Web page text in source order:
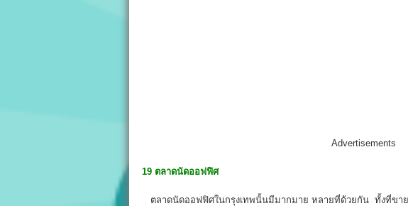
Advertisements
19 ตลาดนัดออฟฟิศ
ตลาดนัดออฟฟิศในกรุงเทพนั้นมีมากมาย หลายที่ด้วยกัน ทั้งที่ขา